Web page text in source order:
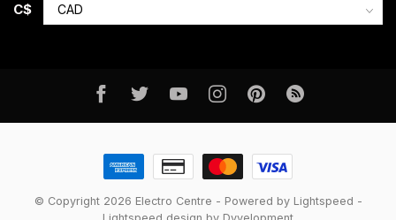
C$
© Copyright 2026 Electro Centre - Powered by Lightspeed -